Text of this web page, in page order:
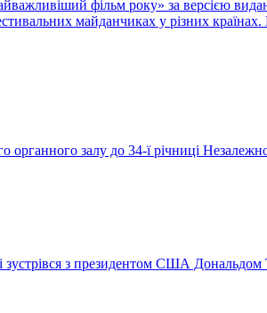
фільм року» за версією
майданчиках у різних
залу до 34-ї річниці
з президентом США